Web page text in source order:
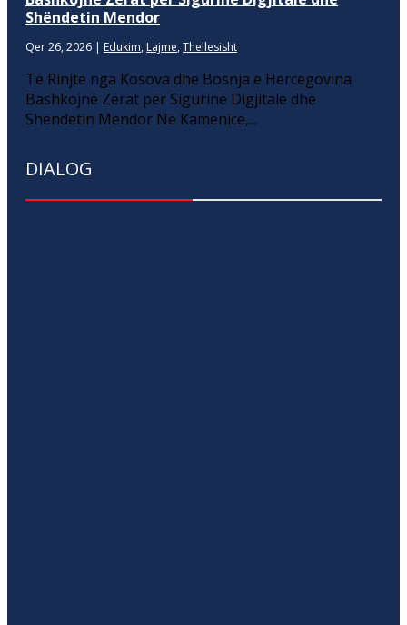
Shëndetin Mendor
Qer 26, 2026 | Edukim, Lajme, Thellesisht
Të Rinjtë nga Kosova dhe Bosnja e Hercegovina
Bashkojnë Zërat për Sigurinë Digjitale dhe
Shëndetin Mendor Në Kamenicë,...
DIALOG